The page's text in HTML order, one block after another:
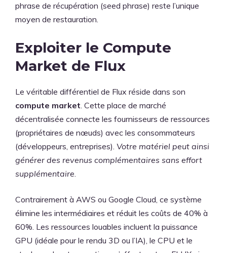
phrase de récupération (seed phrase) reste l’unique
moyen de restauration.
Exploiter le Compute
Market de Flux
Le véritable différentiel de Flux réside dans son
compute market. Cette place de marché
décentralisée connecte les fournisseurs de ressources
(propriétaires de nœuds) avec les consommateurs
(développeurs, entreprises). Votre matériel peut ainsi
générer des revenus complémentaires sans effort
supplémentaire.
Contrairement à AWS ou Google Cloud, ce système
élimine les intermédiaires et réduit les coûts de 40% à
60%. Les ressources louables incluent la puissance
GPU (idéale pour le rendu 3D ou l’IA), le CPU et le